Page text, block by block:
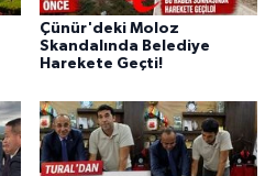
Çünür'deki Moloz
Skandalında Belediye
Harekete Geçti!